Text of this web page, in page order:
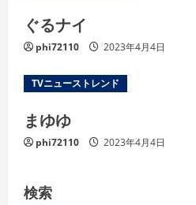
ぐるナイ
phi72110 2023年4月4日
TVニューストレンド
まゆゆ
phi72110 2023年4月4日
検索